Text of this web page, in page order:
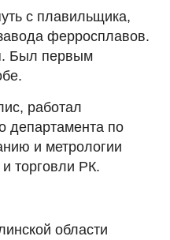
с плавильщика,
ферросплавов.
Был первым
работал
департамента по
и метрологии
торговли РК.
области